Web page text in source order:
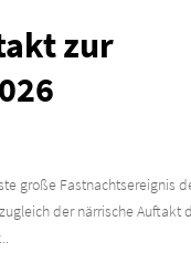
zur
große Fastnachtsereignis
der närrische Auftakt